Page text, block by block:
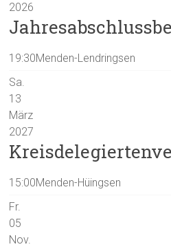
2026
19:30Menden-Lendringsen
Sa.
13
März
2027
15:00Menden-Hüingsen
Fr.
05
Nov.